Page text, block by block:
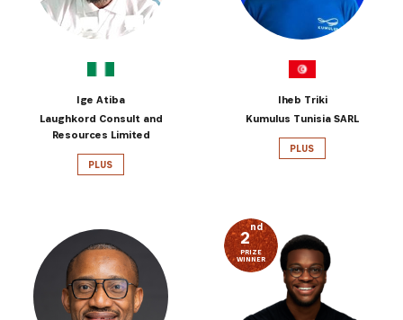
Ige Atiba
Laughkord Consult and
Resources Limited
PLUS
Iheb Triki
Kumulus Tunisia SARL
PLUS
2nd
PRIZE
WINNER